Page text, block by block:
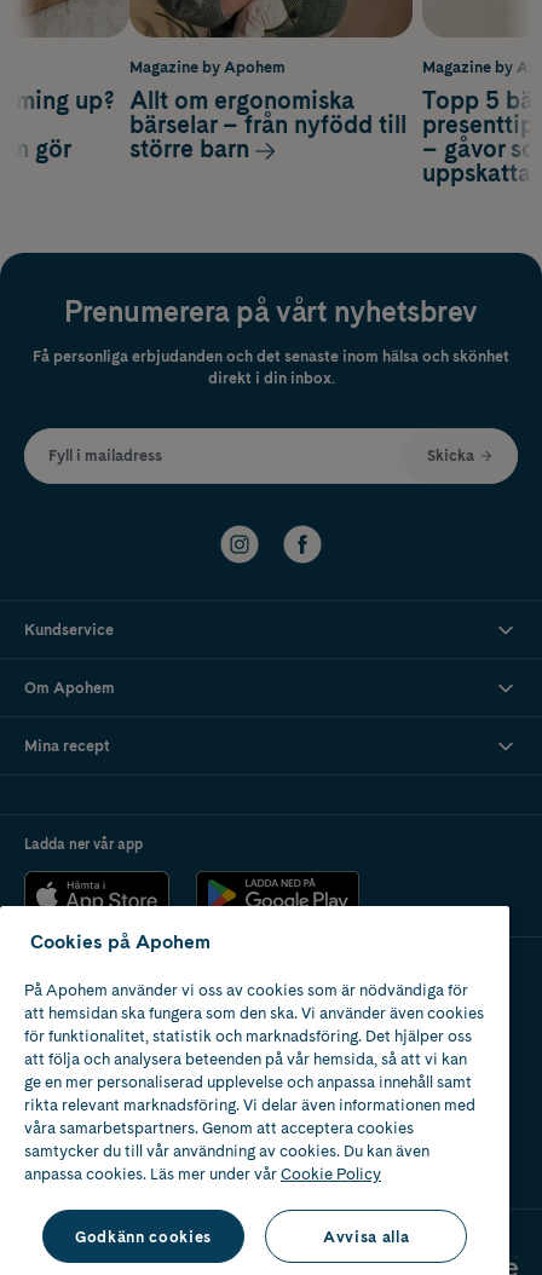
Magazine by
Topp 5
– gåvor
up?
gör
Magazine by Apohem
Allt om ergonomiska
bärselar – från nyfödd till
större barn
Prenumerera på vårt nyhetsbrev
Få personliga erbjudanden och det senaste inom hälsa och skönhet
direkt i din inbox.
Fyll i mailadress Skicka
Kundservice
Om Apohem
Mina recept
Ladda ner vår app
Apotek med tillstånd
av Läkemedelsverket
Cookies på Apohem
På Apohem använder vi oss av cookies som är nödvändiga för
att hemsidan ska fungera som den ska. Vi använder även cookies
för funktionalitet, statistik och marknadsföring. Det hjälper oss
att följa och analysera beteenden på vår hemsida, så att vi kan
ge en mer personaliserad upplevelse och anpassa innehåll samt
rikta relevant marknadsföring. Vi delar även informationen med
våra samarbetspartners. Genom att acceptera cookies
samtycker du till vår användning av cookies. Du kan även
anpassa cookies. Läs mer under vårCookie Policy
Godkänn cookies Avvisa alla